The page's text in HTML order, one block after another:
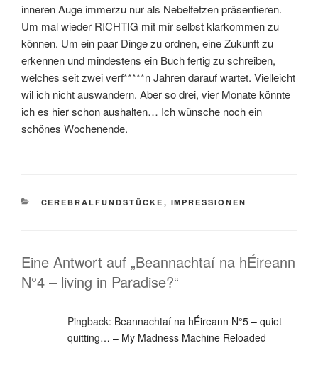
inneren Auge immerzu nur als Nebelfetzen präsentieren.
Um mal wieder RICHTIG mit mir selbst klarkommen zu
können. Um ein paar Dinge zu ordnen, eine Zukunft zu
erkennen und mindestens ein Buch fertig zu schreiben,
welches seit zwei verf*****n Jahren darauf wartet. Vielleicht
wil ich nicht auswandern. Aber so drei, vier Monate könnte
ich es hier schon aushalten… Ich wünsche noch ein
schönes Wochenende.
KATEGORIEN
CEREBRALFUNDSTÜCKE , IMPRESSIONEN
Eine Antwort auf „Beannachtaí na hÉireann
N°4 – living in Paradise?“
Pingback: Beannachtaí na hÉireann N°5 – quiet
quitting… – My Madness Machine Reloaded